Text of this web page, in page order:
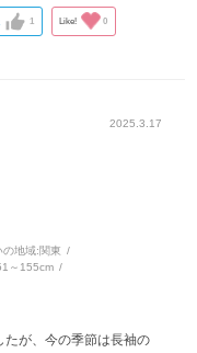
1 Like! 0
2025.3.17
の地域:関東
～155cm
が、今の季節は長袖の